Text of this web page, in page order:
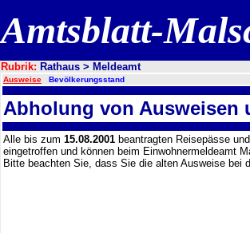
Amtsblatt-
Rubrik: Rathaus > Meldeamt
Ausweise Bevölkerungsstand
Abholung von Ausweisen
Alle bis zum 15.08.2001 beantragten Reisepässe
eingetroffen und können beim Einwohnermeldeamt
Bitte beachten Sie, dass Sie die alten Ausweise bei